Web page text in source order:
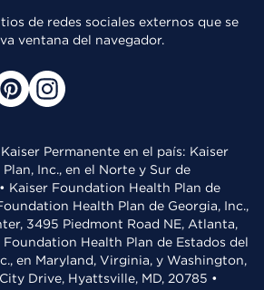
de redes sociales externos que se
ventana del navegador.
Permanente en el país: Kaiser
Inc., en el Norte y Sur de
Kaiser Foundation Health Plan de
Health Plan de Georgia, Inc.,
3495 Piedmont Road NE, Atlanta,
Health Plan de Estados del
en Maryland, Virginia, y Washington,
Drive, Hyattsville, MD, 20785 •